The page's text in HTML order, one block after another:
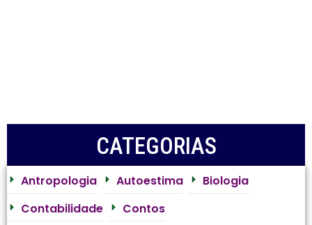
CATEGORIAS
Antropologia Autoestima
Biologia
Contabilidade
Contos